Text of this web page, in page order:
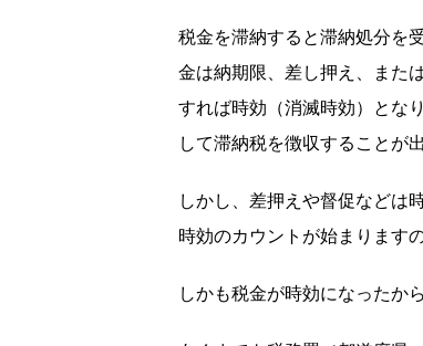
税金を滞納すると滞納処分を
金は納期限、差し押え、また
すれば時効（消滅時効）とな
して滞納税を徴収することが
しかし、差押えや督促などは
時効のカウントが始まります
しかも税金が時効になったか